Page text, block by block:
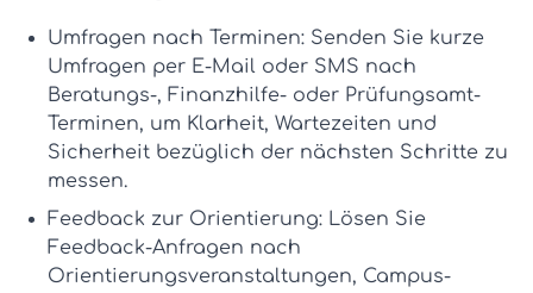
Umfragen nach Terminen: Senden Sie kurze
Umfragen per E-Mail oder SMS nach
Beratungs-, Finanzhilfe- oder Prüfungsamt-
Terminen, um Klarheit, Wartezeiten und
Sicherheit bezüglich der nächsten Schritte zu
messen.
Feedback zur Orientierung: Lösen Sie
Feedback-Anfragen nach
Orientierungsveranstaltungen, Campus-